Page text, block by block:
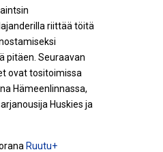
riittää töitä
pitäen. Seuraavan
ovat tositoimissa
Hämeenlinnassa,
Huskies ja
Ruutu+